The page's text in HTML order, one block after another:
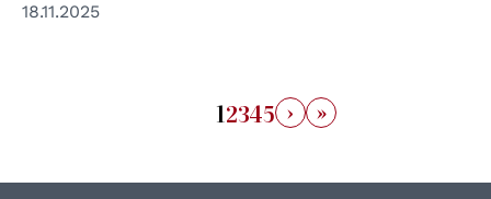
18.11.2025
12345 › »